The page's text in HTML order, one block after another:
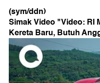
(sym/ddn)
Simak Video "Video: RI
Kereta Baru, Butuh